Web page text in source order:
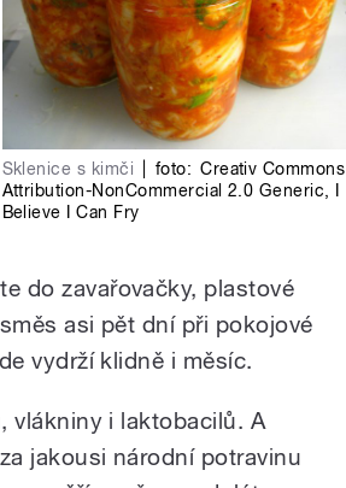
Sklenice s kimči foto: Creativ Commons
Attribution-NonCommercial 2.0 Generic,
Believe I Can Fry
do zavařovačky, plastové
asi pět dní při pokojové
vydrží klidně i měsíc.
vlákniny i laktobacilů. A
jakousi národní potravinu